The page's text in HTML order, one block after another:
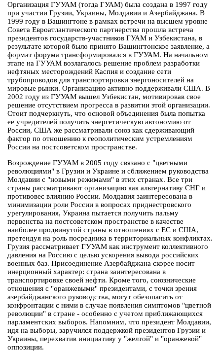
Организация ГУУАМ (тогда ГУАМ) была создана в 1997 году
при участии Грузии, Украины, Молдавии и Азербайджана. В
1999 году в Вашингтоне в рамках встречи на высшем уровне
Совета Евроатлантического партнерства прошла встреча
президентов государств-участников ГУАМ и Узбекистана, в
результате которой было принято Вашингтонское заявление, а
формат форума трансформировался в ГУУАМ. На начальном
этапе на ГУУАМ возлагалось решение проблем разработки
нефтяных месторождений Каспия и создание сети
трубопроводов для транспортировки энергоносителей на
мировые рынки. Организацию активно поддерживали США. В
2002 году из ГУУАМ вышел Узбекистан, мотивировав свое
решение отсутствием прогресса в развитии этой организации.
Стоит подчеркнуть, что основой объединения была попытка
ее учредителей получить энергетическую автономию от
России, США же рассматривали союз как сдерживающий
фактор по отношению к геополитическим устремлениям
России на постсоветском пространстве.
Возрождение ГУУАМ в 2005 году связано с "цветными
революциями" в Грузии и Украине и сближением руководства
Молдавии с "новыми режимами" в этих странах. Все три
страны рассматривают организацию как альтернативу СНГ и
противовес влиянию России. Молдавия заинтересована в
минимизации роли России в вопросах приднестровского
урегулирования, Украина пытается получить пальму
первенства на постсоветском пространстве в качестве
наиболее продвинутой страны в отношениях с ЕС и США,
претендуя на роль посредника в территориальных конфликтах.
Грузия рассматривает ГУУАМ как инструмент коллективного
давления на Россию с целью ускорения вывода российских
военных баз. Присоединение Азербайджана скорее носит
инерционный характер: страна заинтересована в
транспортировке своей нефти. Кроме того, союзнические
отношения с "оранжевыми" президентами, с точки зрения
азербайджанского руководства, могут обезопасить от
конфронтации с ними в случае появления симптомов "цветной
революции" в стране - особенно с учетом приближающихся
парламентских выборов. Напомним, что президент Молдавии,
идя на выборы, заручился поддержкой президентов Грузии и
Украины, перехватив инициативу у "желтой" и "оранжевой"
оппозиции.